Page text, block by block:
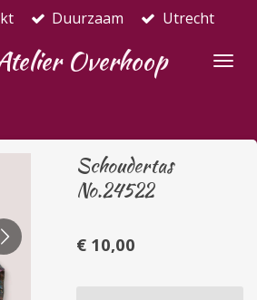
Overhoop
Duurzaam Utrecht
Schoudertas
No.24522
€ 10,00